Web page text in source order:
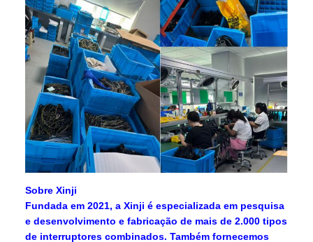
Sobre Xinji
Fundada em 2021, a Xinji é especializada em pesquisa
e desenvolvimento e fabricação de mais de 2.000 tipos
de interruptores combinados. Também fornecemos